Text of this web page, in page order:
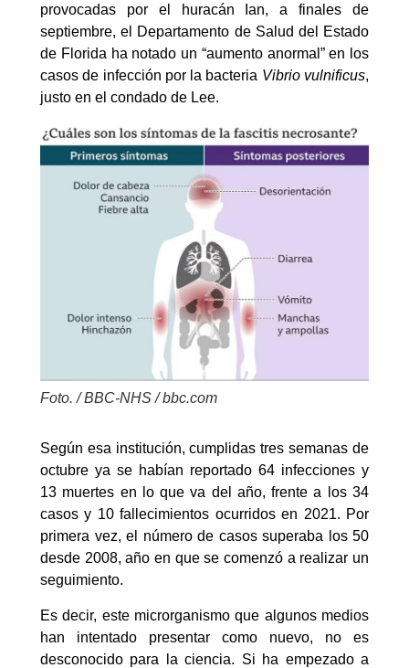
provocadas por el huracán Ian, a finales de
septiembre, el Departamento de Salud del Estado
de Florida ha notado un “aumento anormal” en los
casos de infección por la bacteria Vibrio vulnificus,
justo en el condado de Lee.
Foto. / BBC-NHS / bbc.com
Según esa institución, cumplidas tres semanas de
octubre ya se habían reportado 64 infecciones y
13 muertes en lo que va del año, frente a los 34
casos y 10 fallecimientos ocurridos en 2021. Por
primera vez, el número de casos superaba los 50
desde 2008, año en que se comenzó a realizar un
seguimiento.
Es decir, este microrganismo que algunos medios
han intentado presentar como nuevo, no es
desconocido para la ciencia. Si ha empezado a